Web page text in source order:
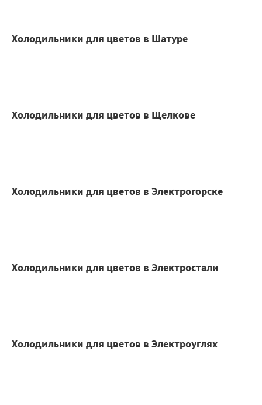
Холодильники для цветов в Шатуре
Холодильники для цветов в Щелкове
Холодильники для цветов в Электрогорске
Холодильники для цветов в Электростали
Холодильники для цветов в Электроуглях